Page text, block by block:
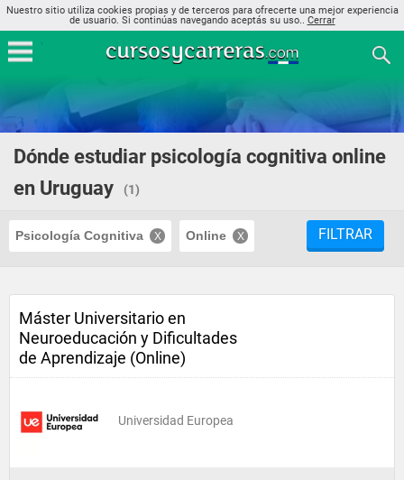
Nuestro sitio utiliza cookies propias y de terceros para ofrecerte una mejor experiencia
de usuario. Si continúas navegando aceptás su uso.. Cerrar
Dónde estudiar psicología cognitiva online
en Uruguay
(1)
Psicología Cognitiva Online FILTRAR
Máster Universitario en
Neuroeducación y Dificultades
de Aprendizaje (Online)
Universidad Europea